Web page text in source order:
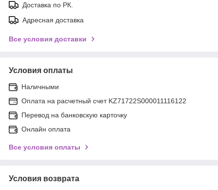
Доставка по РК.
Адресная доставка
Все условия доставки
Условия оплаты
Наличными
Оплата на расчетный счет KZ71722S000011116122
Перевод на банковскую карточку
Онлайн оплата
Все условия оплаты
Условия возврата